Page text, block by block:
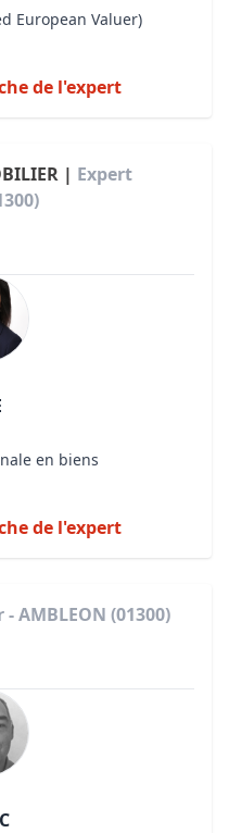
European Valuer)
de l'expert
| Expert
en biens
de l'expert
AMBLEON (01300)